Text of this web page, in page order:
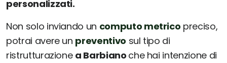
personalizzati.
Non solo inviando un computo metrico preciso,
potrai avere un preventivo sul tipo di
ristrutturazione a Barbiano che hai intenzione di